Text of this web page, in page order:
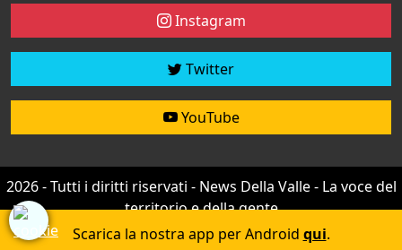
Instagram
Twitter
YouTube
2026 - Tutti i diritti riservati - News Della Valle - La voce del
territorio e della gente
Credit by efree
Scarica la nostra app per Android qui.